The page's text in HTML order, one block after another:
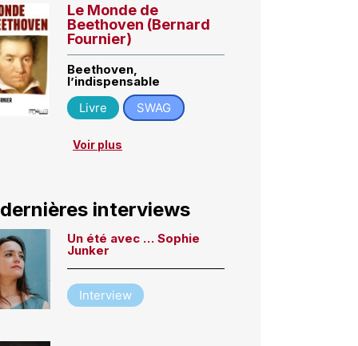
Le Monde de
Beethoven (Bernard
Fournier)
Beethoven,
l’indispensable
Livre
SWAG
Voir plus
interviews
Un été avec … Sophie
Junker
Interview